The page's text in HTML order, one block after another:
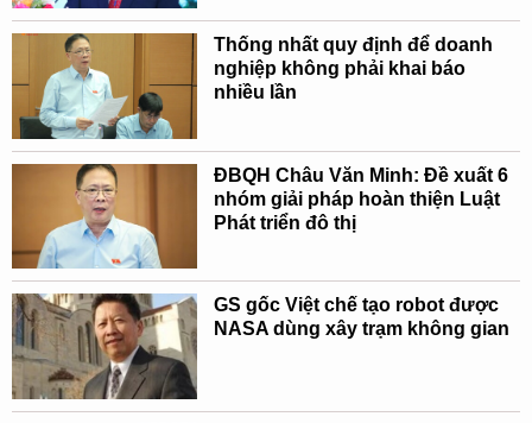
Thống nhất quy định để doanh
nghiệp không phải khai báo
nhiều lần
ĐBQH Châu Văn Minh: Đề xuất 6
nhóm giải pháp hoàn thiện Luật
Phát triển đô thị
GS gốc Việt chế tạo robot được
NASA dùng xây trạm không gian